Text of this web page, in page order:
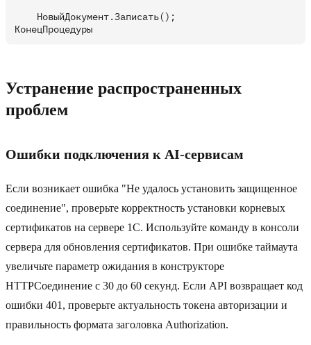
    НовыйДокумент.Записать();
Устранение распространенных
проблем
Ошибки подключения к AI-сервисам
Если возникает ошибка "Не удалось установить защищенное
соединение", проверьте корректность установки корневых
сертификатов на сервере 1C. Используйте команду в консоли
сервера для обновления сертификатов. При ошибке таймаута
увеличьте параметр ожидания в конструкторе
HTTPСоединение с 30 до 60 секунд. Если API возвращает код
ошибки 401, проверьте актуальность токена авторизации и
правильность формата заголовка Authorization.